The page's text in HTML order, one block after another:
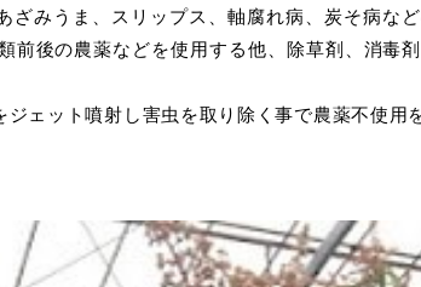
ざみうま、スリップス、軸腐れ病、炭そ病な
前後の農薬などを使用する他、除草剤、消毒
ェット噴射し害虫を取り除く事で農薬不使用